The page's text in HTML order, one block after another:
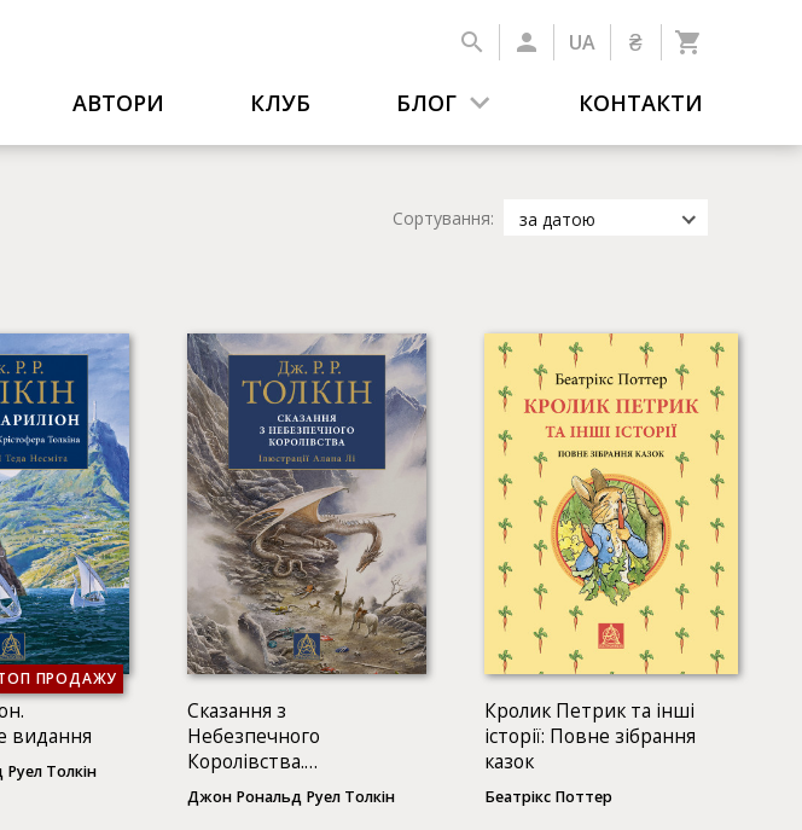
UA ₴
АВТОРИ КЛУБ БЛОГ КОНТАКТИ
Сортування:
за датою
за назвою
ПРОДАЖУ
видання
Толкін
Сказання з
Небезпечного
Королівства.
Ілюстроване видання
Джон Рональд Руел Толкін
Кролик Петрик та інші
історії: Повне зібрання
казок
Беатрікс Поттер